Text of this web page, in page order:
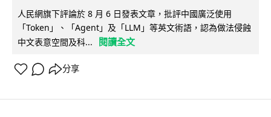
人民網旗下評論於 8 月 6 日發表文章，批評中國廣泛使用
「Token」、「Agent」及「LLM」等英文術語，認為做法侵蝕
中文表意空間及科...
閱讀全文
分享